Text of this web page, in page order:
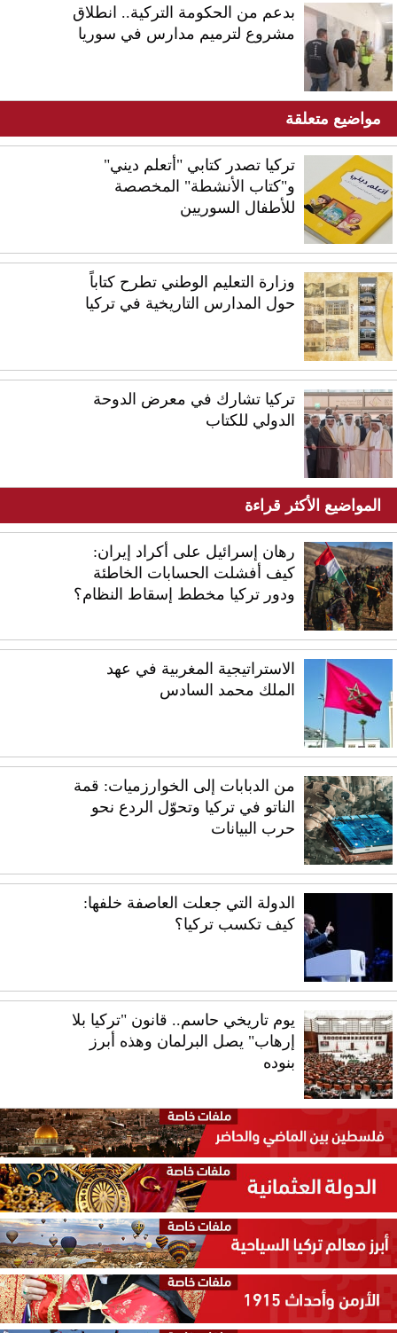
بدعم من الحكومة التركية.. انطلاق
مشروع لترميم مدارس في سوريا
مواضيع متعلقة
تركيا تصدر كتابي "أتعلم ديني"
و"كتاب الأنشطة" المخصصة
للأطفال السوريين
وزارة التعليم الوطني تطرح كتاباً
حول المدارس التاريخية في تركيا
تركيا تشارك في معرض الدوحة
الدولي للكتاب
المواضيع الأكثر قراءة
رهان إسرائيل على أكراد إيران:
كيف أفشلت الحسابات الخاطئة
ودور تركيا مخطط إسقاط النظام؟
الاستراتيجية المغربية في عهد
الملك محمد السادس
من الدبابات إلى الخوارزميات: قمة
الناتو في تركيا وتحوّل الردع نحو
حرب البيانات
الدولة التي جعلت العاصفة خلفها:
كيف تكسب تركيا؟
يوم تاريخي حاسم.. قانون "تركيا بلا
إرهاب" يصل البرلمان وهذه أبرز
بنوده